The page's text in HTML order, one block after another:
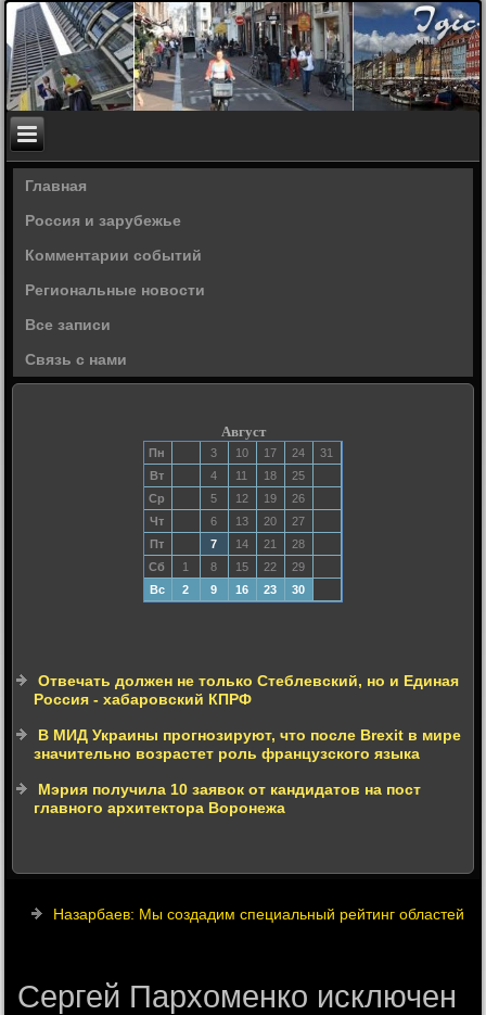
Главная
Россия и зарубежье
Комментарии событий
Региональные новости
Все записи
Связь с нами
Август
Пн 3 10 17 24
31
Вт
4 11 18
25
Ср
5 12 19
26
Чт
6 13 20
27
Пт
7 14 21
28
Сб
1 8 15 22
29
Вс
2 9 16 23 30
Отвечать должен не только Стеблевский, но и Единая
Россия - хабаровский КПРФ
В МИД Украины прогнозируют, что после Brexit в мире
значительно возрастет роль французского языка
Мэрия получила 10 заявок от кандидатов на пост
главного архитектора Воронежа
Назарбаев: Мы создадим специальный рейтинг областей
Сергей Пархоменко исключен